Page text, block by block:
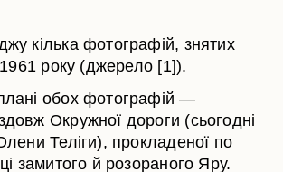
кілька фотографій, знятих
1961 року (джерело [1]).
обох фотографій —
Окружної дороги (сьогодні
Теліги), прокладеної по
замитого й розораного Яру.